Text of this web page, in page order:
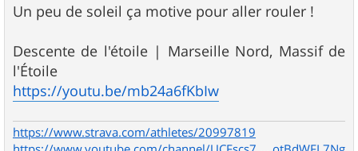
s
s
g
e
Un peu de soleil ça motive pour aller rouler !
Descente de l'étoile | Marseille Nord, Massif de
l'Étoile
https://youtu.be/mb24a6fKbIw
https://www.strava.com/athletes/20997819